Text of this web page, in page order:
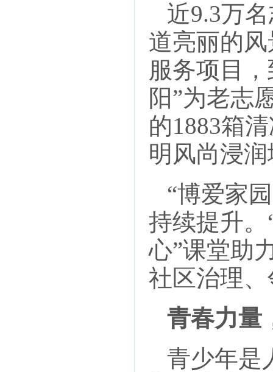
近9.3万
道亮丽的
服务项目
阳”为老志
的1883箱
明风尚浸
“博爱家
持续提升
心”课堂助
社区治理
青春力量
青少年是